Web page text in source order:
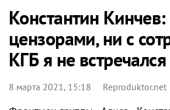
Константин Кинчев:
цензорами, ни с
КГБ я не встречался
8 марта 2021, 15:18 Reproduktor.net